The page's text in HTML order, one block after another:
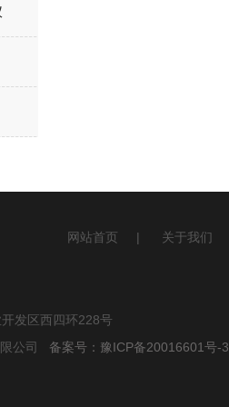
网站首页 | 关于我们
发区西四环228号
公司 备案号：豫ICP备20016601号-3